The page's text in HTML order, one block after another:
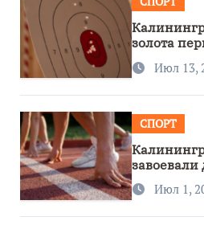
золота
метанию
Июл 13,
СПОРТ
Июл 1,